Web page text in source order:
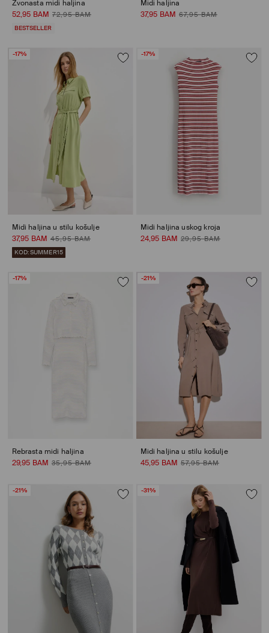
Zvonasta midi haljina
52,95 BAM 72,95 BAM
BESTSELLER
Midi haljina
37,95 BAM 67,95 BAM
-17%
Midi haljina u stilu košulje
37,95 BAM 45,95 BAM
KOD: SUMMER15
-17%
Midi haljina uskog kroja
24,95 BAM 29,95 BAM
-17%
Rebrasta midi haljina
29,95 BAM 35,95 BAM
-21%
Midi haljina u stilu košulje
45,95 BAM 57,95 BAM
-21% -31%